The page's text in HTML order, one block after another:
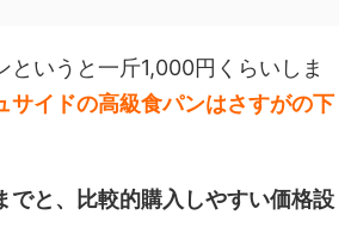
というと一斤1,000円くらいしま
サイドの高級食パンはさすがの下
と、比較的購入しやすい価格設